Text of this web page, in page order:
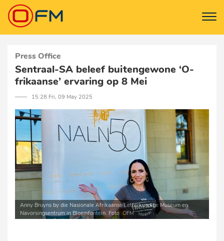
Press Office
Sentraal-SA beleef buitengewone ‘O-
frikaanse’ ervaring op 8 Mei
─── 15:28 Fri, 09 May 2025
Anny Bruyns by die Nasionale Afrikaanse Letterkundige Museum en
Navorsingsentrum in Bloemfontein. Foto: OFM